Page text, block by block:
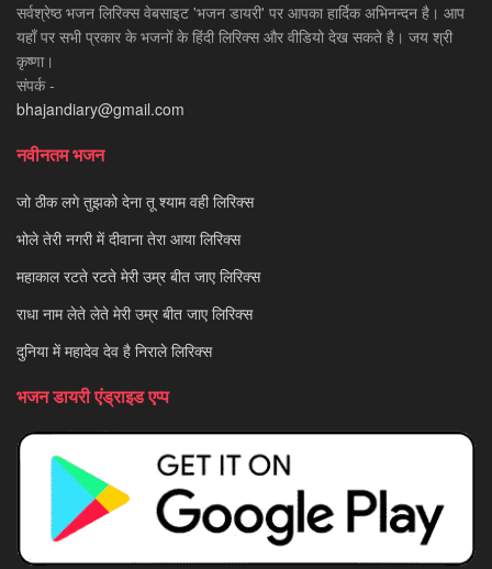
सर्वश्रेष्ठ भजन लिरिक्स वेबसाइट 'भजन डायरी' पर आपका हार्दिक अभिनन्दन है। आप
यहाँ पर सभी प्रकार के भजनों के हिंदी लिरिक्स और वीडियो देख सकते है। जय श्री
कृष्णा।
संपर्क -
bhajandiary@gmail.com
नवीनतम भजन
जो ठीक लगे तुझको देना तू श्याम वही लिरिक्स
भोले तेरी नगरी में दीवाना तेरा आया लिरिक्स
महाकाल रटते रटते मेरी उम्र बीत जाए लिरिक्स
राधा नाम लेते लेते मेरी उम्र बीत जाए लिरिक्स
दुनिया में महादेव देव है निराले लिरिक्स
भजन डायरी एंड्राइड एप्प